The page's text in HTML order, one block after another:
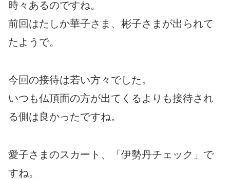
時々あるのですね。
前回はたしか華子さま、彬子さまが出られて
たようで。
今回の接待は若い方々でした。
いつも仏頂面の方が出てくるよりも接待され
る側は良かったですね。
愛子さまのスカート、「伊勢丹チェック」で
すね。